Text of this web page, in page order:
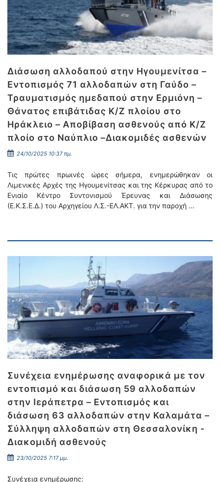
Διάσωση αλλοδαπού στην Ηγουμενίτσα –
Εντοπισμός 71 αλλοδαπών στη Γαύδο –
Τραυματισμός ημεδαπού στην Ερμιόνη –
Θάνατος επιβάτιδας Κ/Ζ πλοίου στο
Ηράκλειο – Αποβίβαση ασθενούς από Κ/Ζ
πλοίο στο Ναύπλιο –Διακομιδές ασθενών
24/10/2025 10:37 πμ.
Τις πρώτες πρωινές ώρες σήμερα, ενημερώθηκαν οι
Λιμενικές Αρχές της Ηγουμενίτσας και της Κέρκυρας από το
Ενιαίο Κέντρο Συντονισμού Έρευνας και Διάσωσης
(Ε.Κ.Σ.Ε.Δ.) του Αρχηγείου Λ.Σ.-ΕΛ.ΑΚΤ. για την παροχή …
Συνέχεια ενημέρωσης αναφορικά με τον
εντοπισμό και διάσωση 59 αλλοδαπών
στην Ιεράπετρα – Εντοπισμός και
διάσωση 63 αλλοδαπών στην Καλαμάτα –
Σύλληψη αλλοδαπών στη Θεσσαλονίκη -
Διακομιδή ασθενούς
23/10/2025 7:17 μμ.
Συνέχεια ενημέρωσης: